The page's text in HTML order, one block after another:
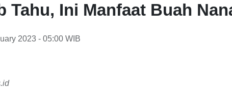
Tahu, Ini Manfaat Buah
2023 - 05:00WIB